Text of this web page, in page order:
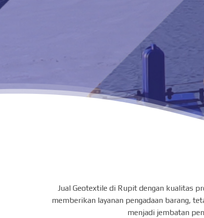
Jual Geotextile di Rupit dengan kualitas
memberikan layanan pengadaan barang,
menjadi jembatan